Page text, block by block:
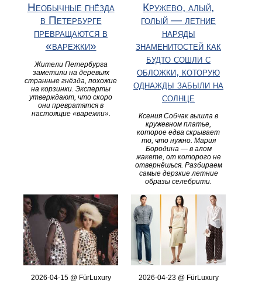
Необычные гнёзда
в Петербурге
превращаются в
«варежки»
Жители Петербурга
заметили на деревьях
странные гнёзда, похожие
на корзинки. Эксперты
утверждают, что скоро
они превратятся в
настоящие «варежки».
Кружево, алый,
голый — летние
наряды
знаменитостей как
будто сошли с
обложки, которую
однажды забыли на
солнце
Ксения Собчак вышла в
кружевном платье,
которое едва скрывает
то, что нужно. Мария
Бородина — в алом
жакете, от которого не
отвернёшься. Разбираем
самые дерзкие летние
образы селебрити.
2026-04-15 @ FürLuxury 2026-04-23 @ FürLuxury